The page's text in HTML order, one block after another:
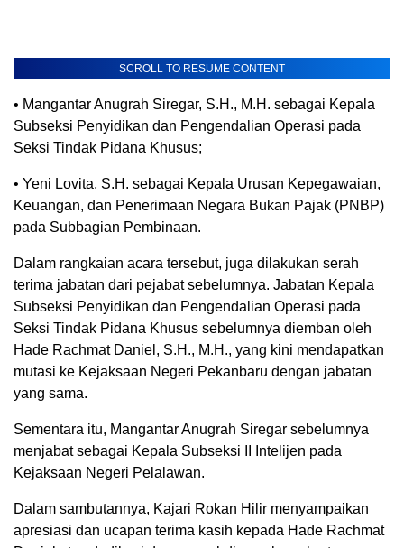
SCROLL TO RESUME CONTENT
• Mangantar Anugrah Siregar, S.H., M.H. sebagai Kepala
Subseksi Penyidikan dan Pengendalian Operasi pada
Seksi Tindak Pidana Khusus;
• Yeni Lovita, S.H. sebagai Kepala Urusan Kepegawaian,
Keuangan, dan Penerimaan Negara Bukan Pajak (PNBP)
pada Subbagian Pembinaan.
Dalam rangkaian acara tersebut, juga dilakukan serah
terima jabatan dari pejabat sebelumnya. Jabatan Kepala
Subseksi Penyidikan dan Pengendalian Operasi pada
Seksi Tindak Pidana Khusus sebelumnya diemban oleh
Hade Rachmat Daniel, S.H., M.H., yang kini mendapatkan
mutasi ke Kejaksaan Negeri Pekanbaru dengan jabatan
yang sama.
Sementara itu, Mangantar Anugrah Siregar sebelumnya
menjabat sebagai Kepala Subseksi II Intelijen pada
Kejaksaan Negeri Pelalawan.
Dalam sambutannya, Kajari Rokan Hilir menyampaikan
apresiasi dan ucapan terima kasih kepada Hade Rachmat